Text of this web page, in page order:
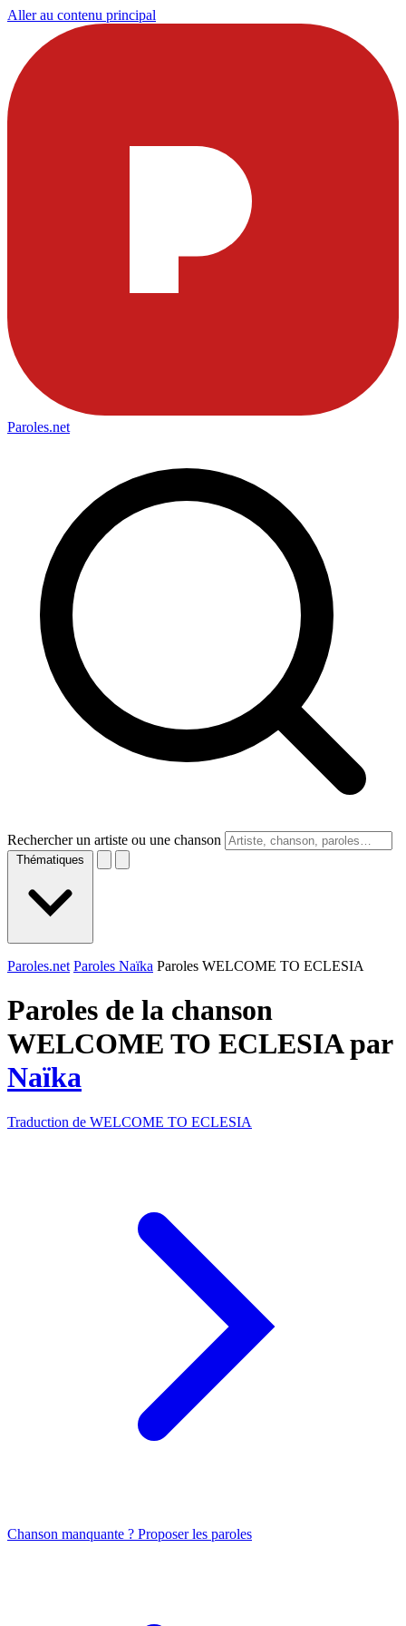
Aller au contenu principal
Paroles.net
Rechercher un artiste ou une chanson
Thématiques
Paroles.net Paroles Naïka Paroles WELCOME TO ECLESIA
Paroles de la chanson
WELCOME TO ECLESIA par
Naïka
Traduction de WELCOME TO ECLESIA
Chanson manquante ? Proposer les paroles